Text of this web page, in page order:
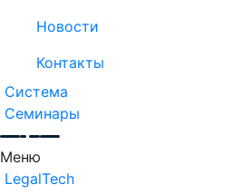
Новости
Контакты
Система
Семинары
Меню
LegalTech